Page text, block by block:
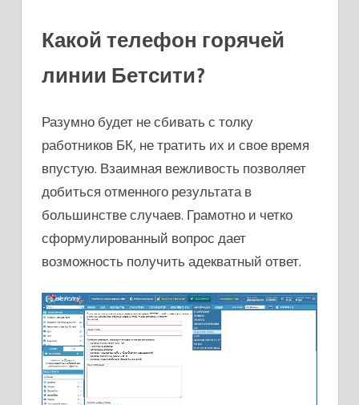
Какой телефон горячей
линии Бетсити?
Разумно будет не сбивать с толку
работников БК, не тратить их и свое время
впустую. Взаимная вежливость позволяет
добиться отменного результата в
большинстве случаев. Грамотно и четко
сформулированный вопрос дает
возможность получить адекватный ответ.